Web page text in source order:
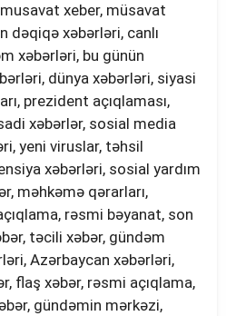
xeber, müsavat
dəqiqə xəbərləri, canlı
xəbərləri, bu günün
dünya xəbərləri, siyasi
prezident açıqlaması,
xəbərlər, sosial media
yeni viruslar, təhsil
xəbərləri, sosial yardım
məhkəmə qərarları,
rəsmi bəyanat, son
təcili xəbər, gündəm
Azərbaycan xəbərləri,
flaş xəbər, rəsmi açıqlama,
gündəmin mərkəzi,